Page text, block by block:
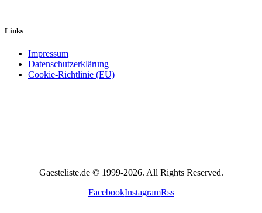
Links
Impressum
Datenschutzerklärung
Cookie-Richtlinie (EU)
Gaesteliste.de © 1999-2026. All Rights Reserved.
FacebookInstagramRss